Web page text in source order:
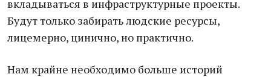
вкладываться в инфраструктурные проекты.
Будут только забирать людские ресурсы,
лицемерно, цинично, но практично.
Нам крайне необходимо больше историй